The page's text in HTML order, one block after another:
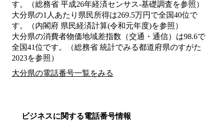
す。（総務省 平成26年経済センサス‐基礎調査を参照）
大分県の1人あたり県民所得は269.5万円で全国40位で
す。（内閣府 県民経済計算(令和元年度)を参照）
大分県の消費者物価地域差指数（交通・通信）は98.6で
全国41位です。（総務省 統計でみる都道府県のすがた
2023を参照）
大分県の電話番号一覧をみる
ビジネスに関する電話番号情報